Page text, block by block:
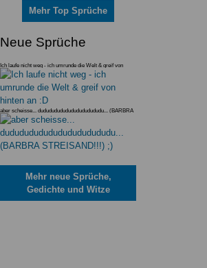
Mehr Top Sprüche
Neue Sprüche
Ich laufe nicht weg - ich umrunde die Welt & greif von
hinten an :D
aber scheisse... dudududududududududududu... (BARBRA
STREISAND!!!) ;)
Mehr neue Sprüche,
Gedichte und Witze